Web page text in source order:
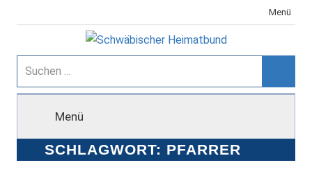
Inhalt
Menü
Schwäbischer
Heimatbund
Suchen
nach:
Menü
SCHLAGWORT: PFARRER